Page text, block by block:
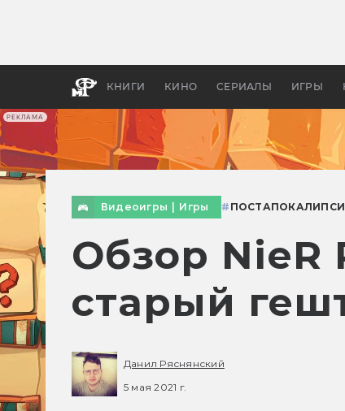
РЕКЛАМА
КНИГИ КИНО СЕРИАЛЫ ИГРЫ
бы
Видеоигры Игры #
Обзор NieR
старый
Данил Ряснянский
5 мая 2021 г.